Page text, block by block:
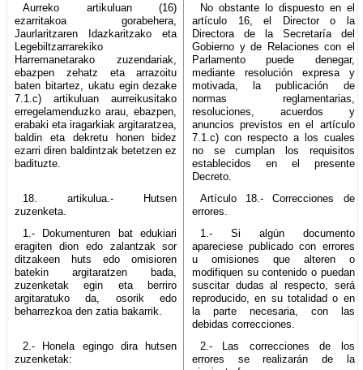
Aurreko artikuluan (16)
ezarritakoa gorabehera,
Jaurlaritzaren Idazkaritzako eta
Legebiltzarrarekiko
Harremanetarako zuzendariak,
ebazpen zehatz eta arrazoitu
baten bitartez, ukatu egin dezake
7.1.c) artikuluan aurreikusitako
erregelamenduzko arau, ebazpen,
erabaki eta iragarkiak argitaratzea,
baldin eta dekretu honen bidez
ezarri diren baldintzak betetzen ez
badituzte.
No obstante lo dispuesto en el
artículo 16, el Director o la
Directora de la Secretaría del
Gobierno y de Relaciones con el
Parlamento puede denegar,
mediante resolución expresa y
motivada, la publicación de
normas reglamentarias,
resoluciones, acuerdos y
anuncios previstos en el artículo
7.1.c) con respecto a los cuales
no se cumplan los requisitos
establecidos en el presente
Decreto.
18. artikulua.- Hutsen
zuzenketa.
Artículo 18.- Correcciones de
errores.
1.- Dokumenturen bat edukiari
eragiten dion edo zalantzak sor
ditzakeen huts edo omisioren
batekin argitaratzen bada,
zuzenketak egin eta berriro
argitaratuko da, osorik edo
beharrezkoa den zatia bakarrik.
1.- Si algún documento
apareciese publicado con errores
u omisiones que alteren o
modifiquen su contenido o puedan
suscitar dudas al respecto, será
reproducido, en su totalidad o en
la parte necesaria, con las
debidas correcciones.
2.- Honela egingo dira hutsen
zuzenketak:
2.- Las correcciones de los
errores se realizarán de la